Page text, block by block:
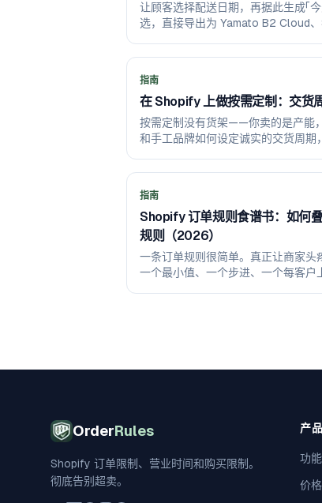
让顾客选择配送日期，再据此生成「
选，直接导出为 Yamato B2 Cloud
指南
在 Shopify 上做按需定制：交货
按需定制没有货架——你卖的是产能
和手工品牌如何设定诚实的交货周期
指南
Shopify 订单规则食谱书：如何
规则（2026）
一条订单规则很简单。真正让商家
一个最小值、一个步进、一个每客户
OrderRules
Shopify 订单限制、营业时间和购买限制。
彻底告别超卖。
产品
功能
价格